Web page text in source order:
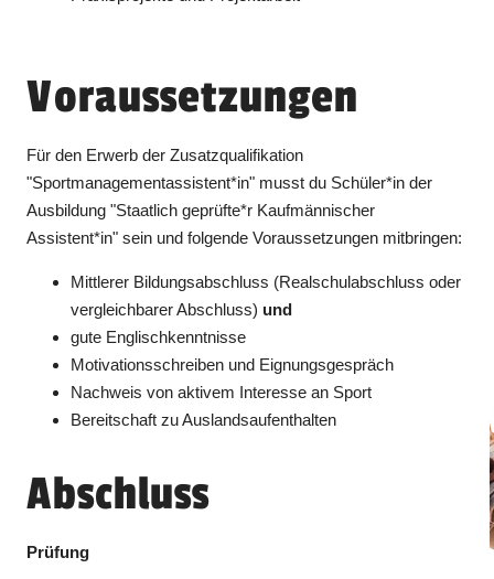
Voraussetzungen
Für den Erwerb der Zusatzqualifikation
"Sportmanagementassistent*in" musst du Schüler*in der
Ausbildung "Staatlich geprüfte*r Kaufmännischer
Assistent*in" sein und folgende Voraussetzungen mitbringen:
Mittlerer Bildungsabschluss (Realschulabschluss oder
vergleichbarer Abschluss) und
gute Englischkenntnisse
Motivationsschreiben und Eignungsgespräch
Nachweis von aktivem Interesse an Sport
Bereitschaft zu Auslandsaufenthalten
Abschluss
Prüfung